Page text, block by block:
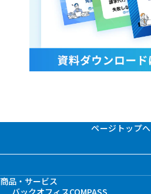
ページトップへ
商品・サービス